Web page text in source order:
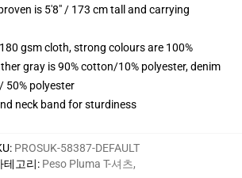
is 5'8" / 173 cm tall and carrying
gsm cloth, strong colours are 100%
gray is 90% cotton/10% polyester, denim
50% polyester
neck band for sturdiness
: PROSUK-58387-DEFAULT
테고리: Peso Pluma T-셔츠,